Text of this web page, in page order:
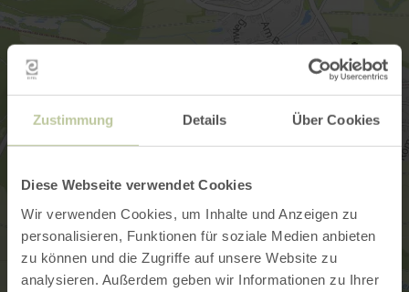
Zustimmung Details Über Cookies
Diese Webseite verwendet Cookies
Wir verwenden Cookies, um Inhalte und Anzeigen zu
personalisieren, Funktionen für soziale Medien anbieten
zu können und die Zugriffe auf unsere Website zu
analysieren. Außerdem geben wir Informationen zu Ihrer